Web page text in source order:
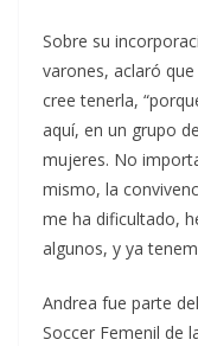
Sobre su
varones, aclaró
cree tenerla,
aquí, en un grupo
mujeres. No
mismo, la
me ha dificultado,
algunos, y ya
Andrea fue parte
Soccer Femenil de